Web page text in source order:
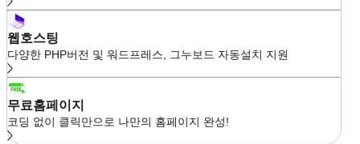
웹호스팅
다양한 PHP버전 및 워드프레스, 그누보드 자동설치 지원
무료홈페이지
코딩 없이 클릭만으로 나만의 홈페이지 완성!